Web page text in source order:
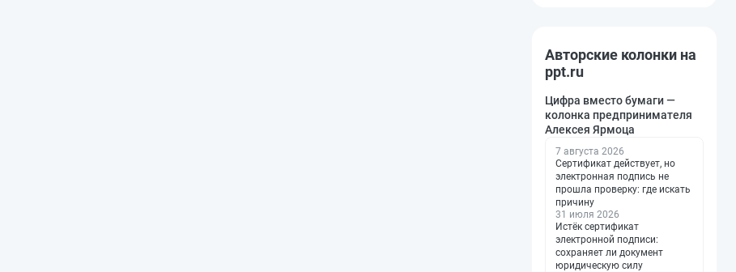
Авторские колонки на
ppt.ru
Цифра вместо бумаги —
колонка предпринимателя
Алексея Ярмоца
7 августа 2026
Сертификат действует, но
электронная подпись не
прошла проверку: где искать
причину
31 июля 2026
Истёк сертификат
электронной подписи:
сохраняет ли документ
юридическую силу